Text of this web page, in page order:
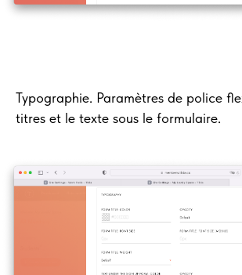
Typographie. Paramètres de police
titres et le texte sous le formulaire.